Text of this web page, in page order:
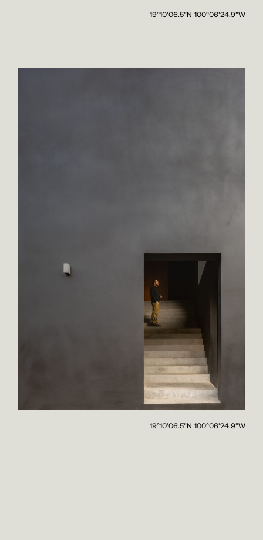
19°10’06.5”N 100°06’24.9”W
19°10’06.5”N 100°06’24.9”W